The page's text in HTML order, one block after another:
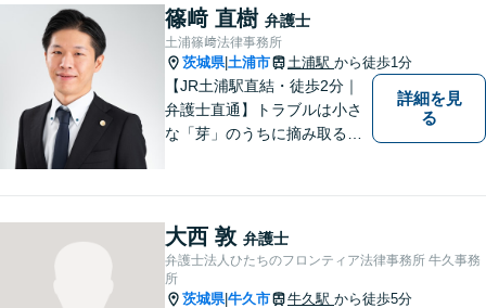
相続、離婚・男女問題、交通
事故の案件を広く受け付けて
います。 ぜひご相談くださ
い。
篠﨑 直樹 弁護士
土浦篠﨑法律事務所
茨城県| 土浦市 土浦駅 から徒歩1分
【JR土浦駅直結・徒歩2分｜
弁護士直通】トラブルは小さ
な「芽」のうちに摘み取るこ
詳細を見
る
大西 敦 弁護士
弁護士法人ひたちのフロンティア法律事務所 牛久事務
所
茨城県|牛久市 牛久駅 から徒歩5分